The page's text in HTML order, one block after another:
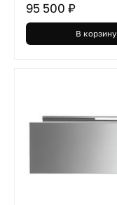
95 500 ₽
В корзину